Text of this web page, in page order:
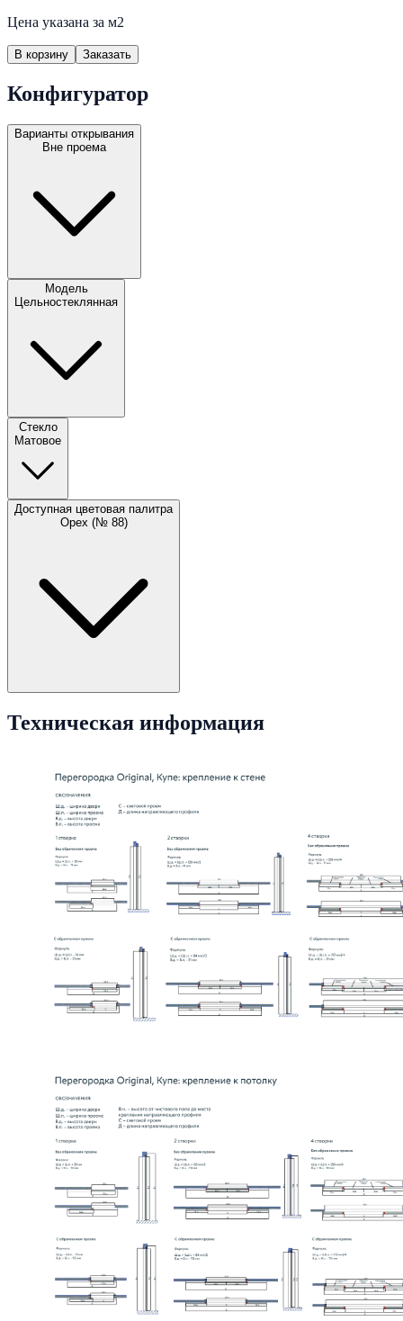
Цена указана за м2
В корзину Заказать
Конфигуратор
Варианты открывания
Вне проема
Модель
Цельностеклянная
Стекло
Матовое
Доступная цветовая палитра
Орех (№ 88)
Техническая информация